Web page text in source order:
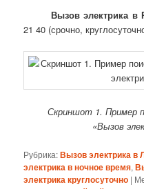
Вызов электрика в
21 40 (срочно,
Скриншот 1. Пример
«Вызов
Рубрика:Вызов электрика в
электрика в ночное время,
электрика круглосуточно |